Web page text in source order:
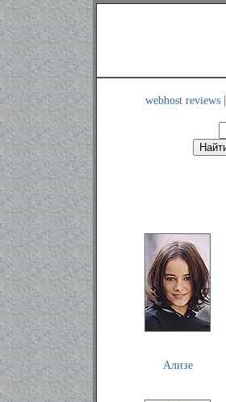
webhost reviews|
Ализе